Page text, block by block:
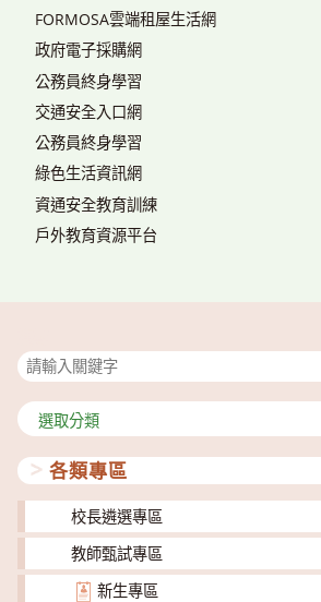
FORMOSA雲端租屋生活網
政府電子採購網
公務員終身學習
交通安全入口網
公務員終身學習
綠色生活資訊網
資通安全教育訓練
戶外教育資源平台
分
類
各類專區
校長遴選專區
教師甄試專區
新生專區